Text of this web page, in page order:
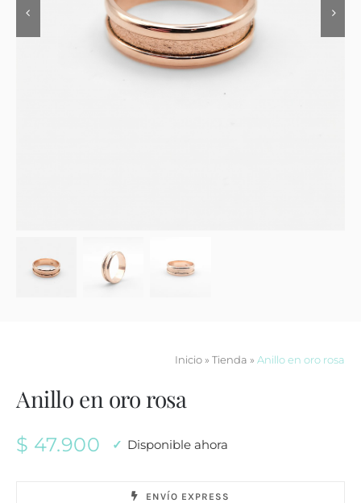
Contacto
Inicio» Tienda » Anillo en oro rosa
Anillo en oro rosa
$ 47.900 Disponible ahora
ENVÍO EXPRESS